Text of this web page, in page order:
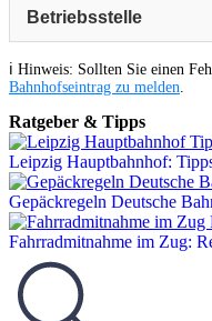
Betriebsstelle
ℹ️ Hinweis: Sollten Sie einen
Bahnhofseintrag zu melden
Ratgeber & Tipps
Leipzig Hauptbahnhof:
Gepäckregeln Deutsche
Fahrradmitnahme im Zug: